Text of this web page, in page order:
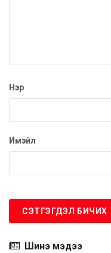
Нэр
Имэйл
Шинэ мэдээ